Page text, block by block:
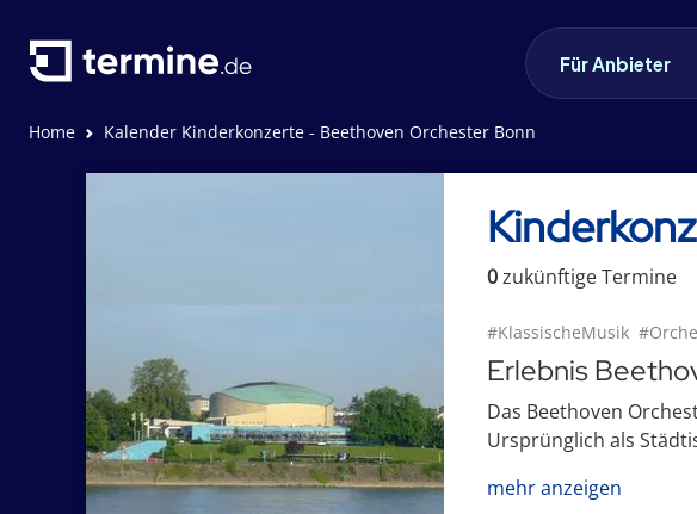
Für Anbieter
Home Kalender Kinderkonzerte - Beethoven Orchester Bonn
0zukünftigeTermine
#KlassischeMusik
Erlebnis
Das Beethoven
Ursprünglich als
mehr anzeigen